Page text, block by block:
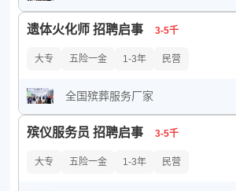
遗体火化师 招聘启事 3-5千
大专 五险一金 1-3年 民营
全国殡葬服务厂家
殡仪服务员 招聘启事 3-5千
大专 五险一金 1-3年 民营